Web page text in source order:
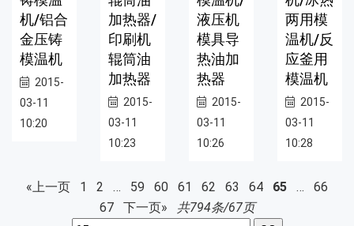
机/铝合
金压铸
模温机
2015-
03-11
10:20
加热器/
印刷机
辊筒油
加热器
2015-
03-11
10:23
液压机
模具导
热油加
热器
2015-
03-11
10:26
两用模
温机/反
应釜用
模温机
2015-
03-11
10:28
«上一页 1 2 … 59 60 61 62 63 64 65 …
66
67
下一页» 共794条/67页